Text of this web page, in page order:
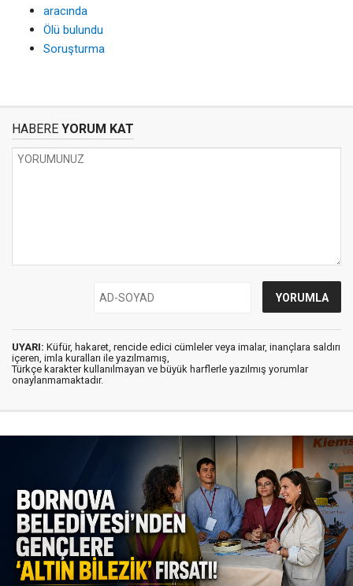
aracında
Ölü bulundu
Soruşturma
HABERE YORUM KAT
UYARI: Küfür, hakaret, rencide edici cümleler veya imalar, inançlara saldırı
içeren, imla kuralları ile yazılmamış,
Türkçe karakter kullanılmayan ve büyük harflerle yazılmış yorumlar
onaylanmamaktadır.